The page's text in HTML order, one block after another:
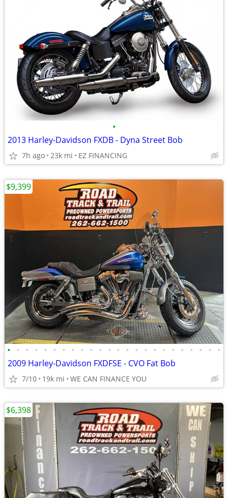
•
2013 Harley-Davidson FXDB - Dyna Street Bob
7h ago 23k mi EZ FINANCING
• • • • • • • • • • • • • • • • • • • • • • • •
2009 Harley-Davidson FXDFSE - CVO Fat Bob
7/10 19k mi WE CAN FINANCE YOU
$9,399
$6,398